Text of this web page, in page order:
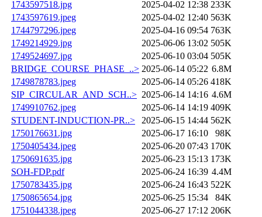
1743597518.jpg 2025-04-02 12:38 233K
1743597619.jpeg
2025-04-02 12:40 563K
1744797296.jpeg
2025-04-16 09:54 763K
1749214929.jpg
2025-06-06 13:02 505K
1749524697.jpg
2025-06-10 03:04 505K
BRIDGE_COURSE_PHASE_..> 2025-06-14 05:22 6.8M
1749878783.jpeg
2025-06-14 05:26 418K
SIP_CIRCULAR_AND_SCH..> 2025-06-14 14:16 4.6M
1749910762.jpeg
2025-06-14 14:19 409K
STUDENT-INDUCTION-PR..>
2025-06-15 14:44 562K
1750176631.jpg
2025-06-17 16:10
98K
1750405434.jpeg
2025-06-20 07:43 170K
1750691635.jpg
2025-06-23 15:13 173K
SOH-FDP.pdf
2025-06-24 16:39 4.4M
1750783435.jpg
2025-06-24 16:43 522K
1750865654.jpg
2025-06-25 15:34
84K
1751044338.jpeg
2025-06-27 17:12 206K